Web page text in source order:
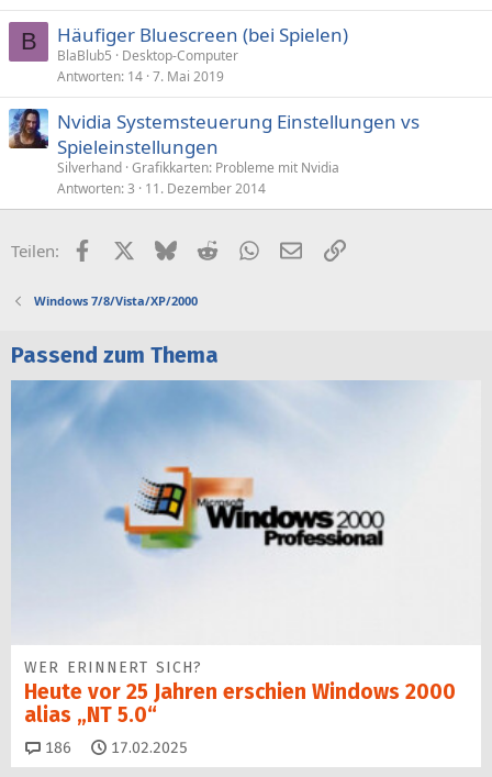
B Häufiger Bluescreen (bei Spielen)
BlaBlub5
Desktop-Computer
Antworten 14 7. Mai 2019
Nvidia Systemsteuerung Einstellungen vs
Spieleinstellungen
Silverhand Grafikkarten: Probleme mit Nvidia
Antworten 3 11. Dezember 2014
Teilen: FacebookX (Twitter)
BlueskyRedditWhatsApp
E-MailLink
Windows 7/8/Vista/XP/2000
Passend zum Thema
WER ERINNERT SICH?
Heute vor 25 Jahren erschien Windows 2000
alias „NT 5.0“
186 Kommentare
17.02.2025